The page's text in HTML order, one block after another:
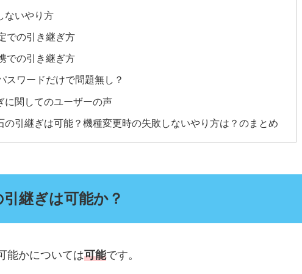
ないやり方
での引き継ぎ方
での引き継ぎ方
スワードだけで問題無し？
に関してのユーザーの声
の引継ぎは可能？機種変更時の失敗しないやり方は？のまとめ
継ぎは可能か？
能かについては可能です。